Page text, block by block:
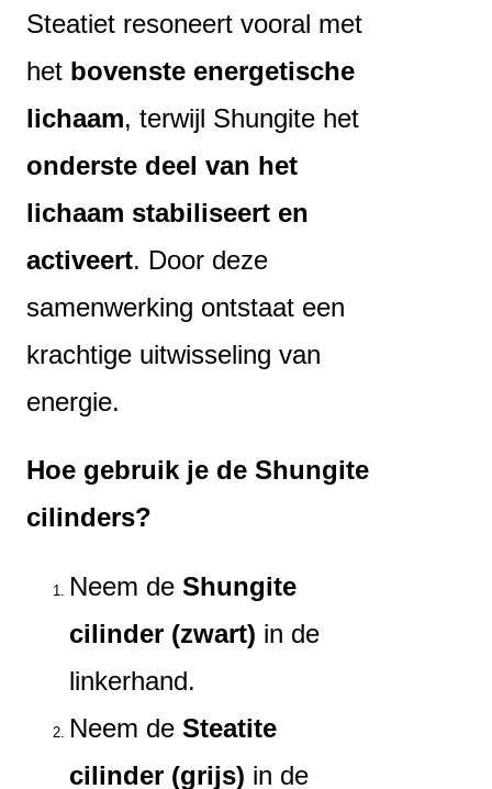
Steatiet resoneert vooral met
het bovenste energetische
lichaam, terwijl Shungite het
onderste deel van het
lichaam stabiliseert en
activeert. Door deze
samenwerking ontstaat een
krachtige uitwisseling van
energie.
Hoe gebruik je de Shungite
cilinders?
Neem deShungite
cilinder (zwart) in de
linkerhand.
Neem deSteatite
cilinder (grijs) in de